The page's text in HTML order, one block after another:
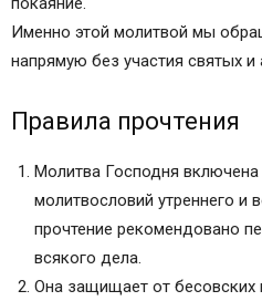
Кому молитва не поможет?
Как правильно читать
Какова история молитвы
Как изготовить оберег с
Отче наш (молитва) —
Молитва Отче Наш на
Слушать молитву Отче наш
11 комментариев
Именно этой молитвой мы
напрямую без участия святых и
Правила прочтения
Молитва Господня
молитвословий утреннего и
прочтение рекомендовано
всякого дела.
Она защищает от бесовских